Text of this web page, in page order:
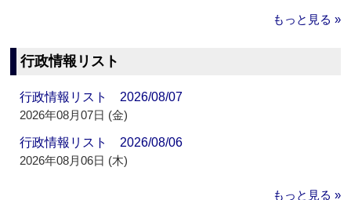
もっと見る »
行政情報リスト
行政情報リスト 2026/08/07
2026年08月07日 (金)
行政情報リスト 2026/08/06
2026年08月06日 (木)
もっと見る »